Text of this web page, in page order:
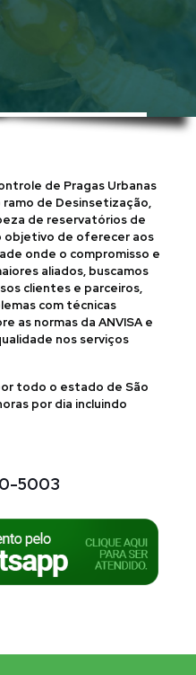
de Pragas Urbanas
de Desinsetização,
de reservatórios de
objetivo de oferecer aos
onde o compromisso e
aliados, buscamos
clientes e parceiros,
com técnicas
as normas da ANVISA e
nos serviços
todo o estado de São
por dia incluindo
5003